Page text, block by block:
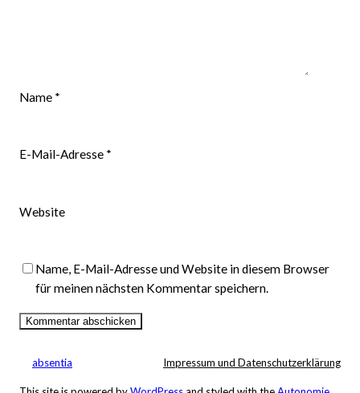
Name *
E-Mail-Adresse *
Website
Name, E-Mail-Adresse und Website in diesem Browser
für meinen nächsten Kommentar speichern.
absentia Impressum und Datenschutzerklärung